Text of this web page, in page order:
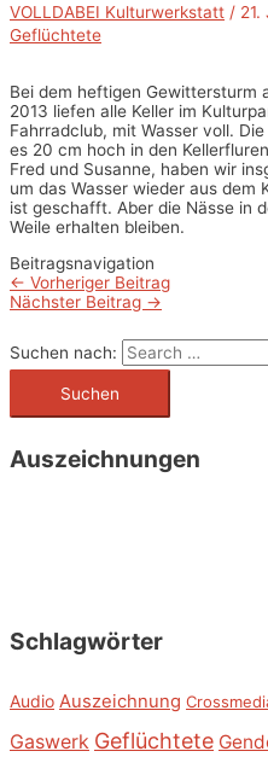
VOLLDABEI Kulturwerkstatt / 21.
Geflüchtete
Bei dem heftigen Gewittersturm
2013 liefen alle Keller im
Fahrradclub, mit Wasser voll.
es 20 cm hoch in den
Fred und Susanne, haben wir
um das Wasser wieder aus dem
ist geschafft. Aber die Nässe in
Weile erhalten bleiben.
Beitragsnavigation
← Vorheriger Beitrag
Nächster Beitrag →
Suchen nach:
Auszeichnungen
Schlagwörter
Audio Auszeichnung
Gaswerk Geflüchtete